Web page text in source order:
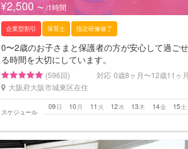
¥2,500 〜 /1時間
企業型割引 保育士 指定研修修了
0〜2歳のお子さまと保護者の方が安心して過ごせ
る時間を大切にしています。
(596回) 対応 0歳8ヶ月〜12歳11ヶ月
大阪府大阪市城東区在住
スケジュール
日
09 月
10 火
11 水
12 木
13 金
14 土
15